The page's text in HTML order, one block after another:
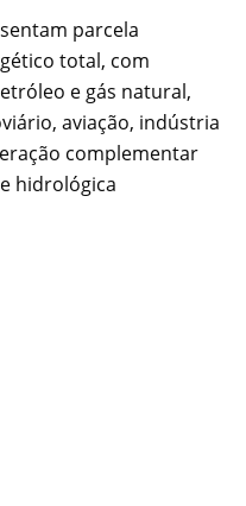
parcela
total, com
e gás natural,
aviação, indústria
complementar
hidrológica